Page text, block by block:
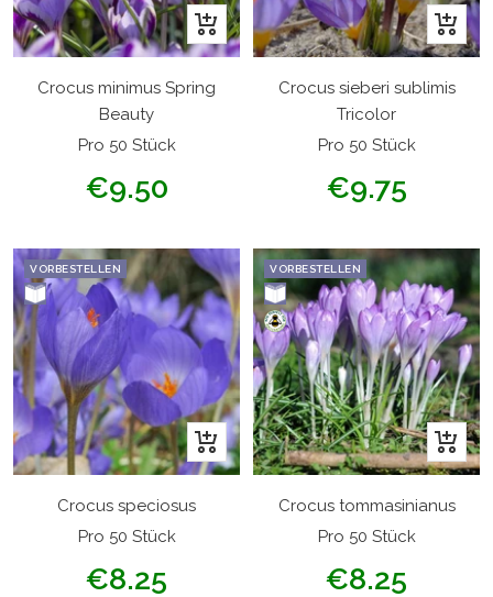
In
den
Warenkorb
Crocus minimus Spring
Beauty
Pro 50 Stück
Angebotspreis
€9.50
In
den
Crocus sieberi sublimis
Tricolor
Pro 50 Stück
Angebotspreis
€9.75
VORBESTELLEN
In
den
Crocus speciosus
Pro 50 Stück
Angebotspreis
€8.25
VORBESTELLEN
In
den
Crocus tommasinianus
Pro 50 Stück
Angebotspreis
€8.25